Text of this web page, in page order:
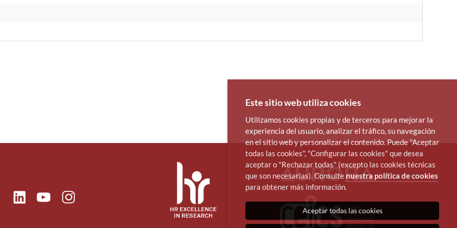
LinkedinYoutubeInstagram
Este sitio web utiliza cookies
Utilizamos cookies propias y de terceros para mejorar la
experiencia del usuario, analizar el tráfico, su navegación
en el sitio web y personalizar el contenido. Puede "Aceptar
todas las cookies", "Configurar las cookies" que desea
aceptar o "Rechazar todas" (excepto las cookies técnicas
que son necesarias). Consulte nuestra política de cookies
para obtener más información.
Aceptar todas las cookies